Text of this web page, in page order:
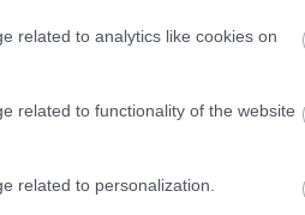
related to analytics like cookies on
related to functionality of the website
related to personalization.
τα μεγέθη του
μειοψηφικών
μετά φόρων
κατά